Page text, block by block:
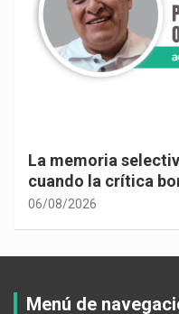
La memoria
cuando la crítica
06/08/2026
Menú de